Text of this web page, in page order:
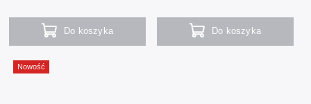
Do koszyka Do koszyka
Nowość